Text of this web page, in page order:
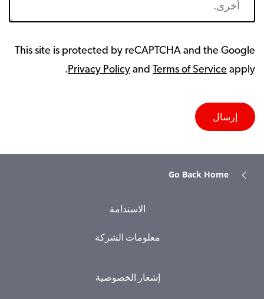
This site is protected by reCAPTCHA and the Google
Privacy PolicyandTerms of Serviceapply.
Go Back Home
الاستدامة
معلومات الشركة
إشعار الخصوصية